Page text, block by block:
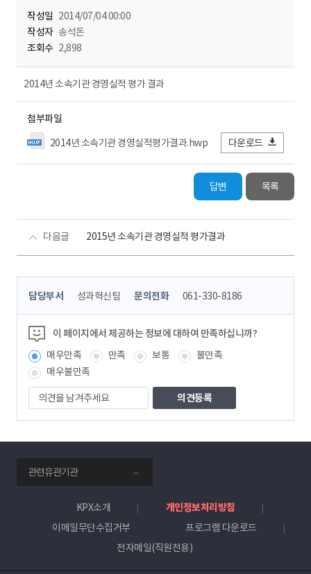
작성일 2014/07/04 00:00
작성자 송석돈
조회수 2,898
2014년 소속기관 경영실적 평가 결과
첨부파일
2014년 소속기관 경영실적평가결과.hwp
다운로드
답변 목록
다음글 2015년 소속기관 경영실적 평가결과
콘
츠
정
보
책
임
자
담당부서 성과혁신팀 문의전화 061-330-8186
이 페이지에서 제공하는 정보에 대하여 만족하십니까?
매우만족
만족 보통
불만족
매우불만족
의
견
을
겨
주
세
요
관련유관기관
KPX소개
개인정보처리방침
이메일무단수집거부
프로그램 다운로드
전자메일(직원전용)